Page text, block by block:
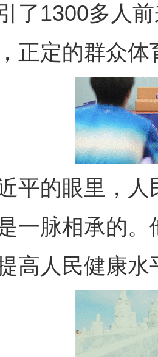
了1300多人
正定的群众
的眼里，人
一脉相承的。
高人民健康水